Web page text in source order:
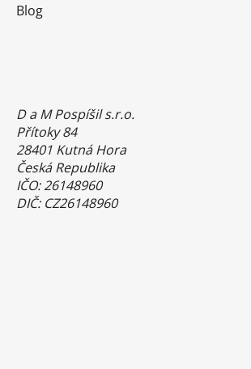
Blog
D a M Pospíšil s.r.o.
Přítoky 84
28401 Kutná Hora
Česká Republika
IČO: 26148960
DIČ: CZ26148960